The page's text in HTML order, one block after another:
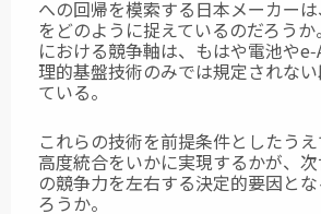
への回帰を模索する日本メーカー
をどのように捉えているのだろうか
における競争軸は、もはや電池や
理的基盤技術のみでは規定されな
ている。
これらの技術を前提条件としたう
高度統合をいかに実現するかが、
の競争力を左右する決定的要因と
ろうか。